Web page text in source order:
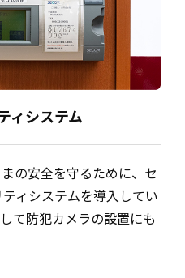
ィシステム
の安全を守るために、セ
ィシステムを導入してい
て防犯カメラの設置にも